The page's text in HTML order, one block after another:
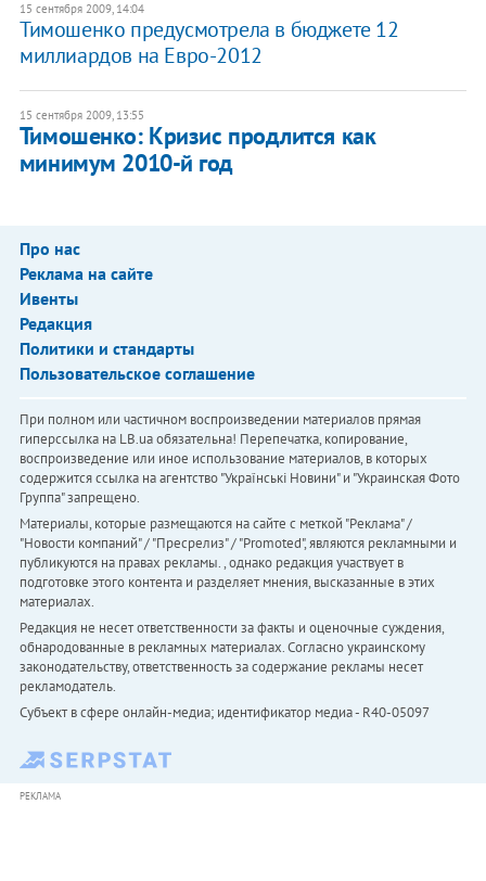
15 сентября 2009, 14:04
Тимошенко предусмотрела в бюджете 12
миллиардов на Евро-2012
15 сентября 2009, 13:55
Тимошенко: Кризис продлится как
минимум 2010-й год
Про нас
Реклама на сайте
Ивенты
Редакция
Политики и стандарты
Пользовательское соглашение
При полном или частичном воспроизведении материалов прямая
гиперссылка на LB.ua обязательна! Перепечатка, копирование,
воспроизведение или иное использование материалов, в которых
содержится ссылка на агентство "Українськi Новини" и "Украинская Фото
Группа" запрещено.
Материалы, которые размещаются на сайте с меткой "Реклама" /
"Новости компаний" / "Пресрелиз" / "Promoted", являются рекламными и
публикуются на правах рекламы. , однако редакция участвует в
подготовке этого контента и разделяет мнения, высказанные в этих
материалах.
Редакция не несет ответственности за факты и оценочные суждения,
обнародованные в рекламных материалах. Согласно украинскому
законодательству, ответственность за содержание рекламы несет
рекламодатель.
Субъект в сфере онлайн-медиа; идентификатор медиа - R40-05097
РЕКЛАМА